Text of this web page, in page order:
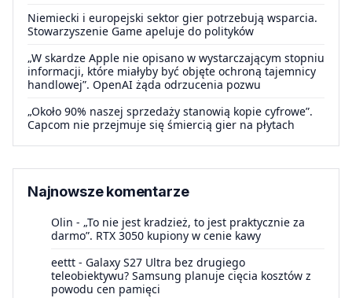
Niemiecki i europejski sektor gier potrzebują wsparcia.
Stowarzyszenie Game apeluje do polityków
„W skardze Apple nie opisano w wystarczającym stopniu
informacji, które miałyby być objęte ochroną tajemnicy
handlowej”. OpenAI żąda odrzucenia pozwu
„Około 90% naszej sprzedaży stanowią kopie cyfrowe”.
Capcom nie przejmuje się śmiercią gier na płytach
Najnowsze komentarze
Olin - „To nie jest kradzież, to jest praktycznie za
darmo”. RTX 3050 kupiony w cenie kawy
eettt - Galaxy S27 Ultra bez drugiego
teleobiektywu? Samsung planuje cięcia kosztów z
powodu cen pamięci